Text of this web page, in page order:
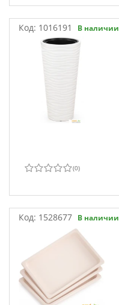
Код: 1016191 В наличии
(0)
Код: 1528677 В наличии